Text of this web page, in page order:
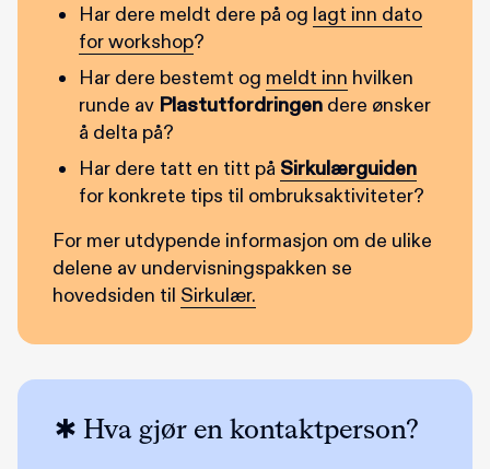
Har dere meldt dere på og lagt inn dato
for workshop?
Har dere bestemt og meldt inn hvilken
runde av Plastutfordringen dere ønsker
å delta på?
Har dere tatt en titt på Sirkulærguiden
for konkrete tips til ombruksaktiviteter?
For mer utdypende informasjon om de ulike
delene av undervisningspakken se
hovedsiden til Sirkulær.
Hva gjør en kontaktperson?